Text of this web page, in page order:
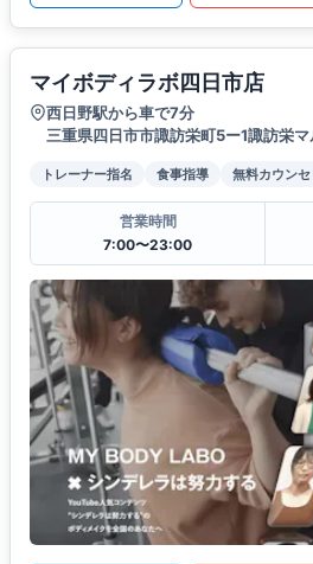
マイボディラボ四日市店
西日野駅から車で7分
三重県四日市市諏訪栄町5ー1諏訪栄
トレーナー指名 食事指導 無料カウン
営業時間
7:00〜23:00